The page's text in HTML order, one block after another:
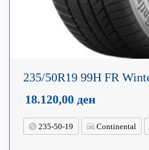
235/50R19 99H FR
18.120,00 ден
235-50-19 Continental